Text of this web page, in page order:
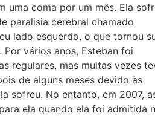
uma coma por um mês. Ela
paralisia cerebral chamado
lado esquerdo, o que tornou
vários anos, Esteban foi
regulares, mas muitas vezes
de alguns meses devido às
sofreu. No entanto, em 2007,
ela quando ela foi admitida